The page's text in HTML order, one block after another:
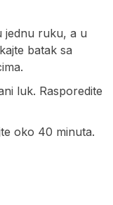
jednu ruku, a u
batak sa
luk. Rasporedite
oko 40 minuta.